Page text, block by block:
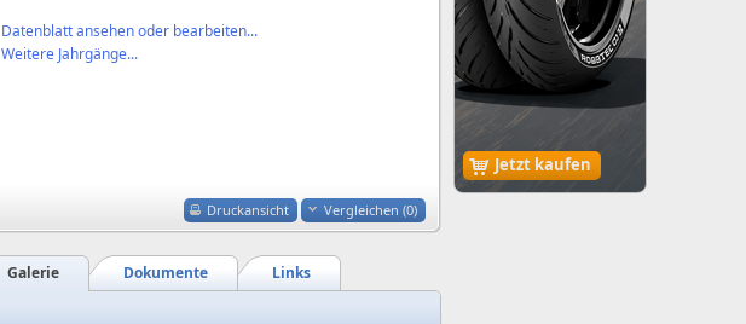
Jetzt kaufen
Datenblatt ansehen oder bearbeiten...
Weitere Jahrgänge...
Druckansicht Vergleichen (0)
Links
Dokumente
Galerie